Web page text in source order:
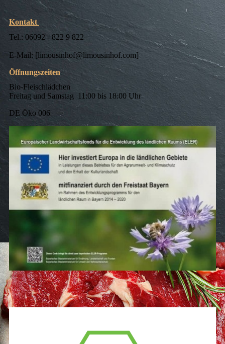
Kontakt
Tel.: 06092 - 822 9 822
E-Mail: [limousinhof@limousinhof.com]
Öffnungszeiten
Bio-Fleischlädchen
Freitag und Samstag 11:00 bis 18:00 Uhr
DE Öko 006